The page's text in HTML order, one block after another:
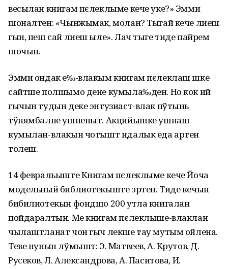
весылан книгам пєлеклыме кече уке?» Эмми
шоналтен: «Чынжымак, молан? Тыгай кече лиеш
гын, пеш сай лиеш ыле». Лач тыге тиде пайрем
шочын.
Эмми ондак е‰-влакым книгам пєлеклаш шке
сайтше полшымо дене кумыла‰ден. Но кок ий
гычын тудын деке энтузиаст-влак пўтынь
тўнямбалне ушненыт. Акцийышке ушнаш
кумылан-влакын чотышт идалык еда артен
толеш.
14 февральыште Книгам пєлеклыме кече Йоча
модельный библиотекыште эртен. Тиде кечын
бибилиотекын фондшо 200 утла книгалан
пойдаралтын. Ме книгам пєлеклыше-влаклан
чылаштланат чон гыч лекше тау мутым ойлена.
Теве нунын лўмышт: Э. Матвеев, А. Крутов, Д.
Русеков, Л. Александрова, А. Паситова, И.